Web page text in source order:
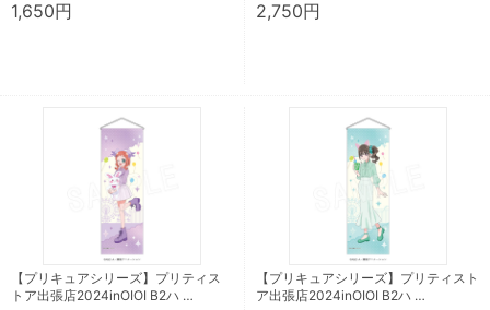
1,650円 2,750円
【プリキュアシリーズ】プリティス
トア出張店2024inOIOI B2ハ …
【プリキュアシリーズ】プリティスト
ア出張店2024inOIOI B2ハ …